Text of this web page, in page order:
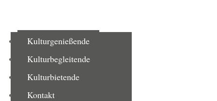
Kulturgenießende
Kulturbegleitende
Kulturbietende
Kontakt